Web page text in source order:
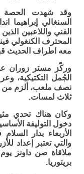
وقد شهدت الحصة
السنغالي إبراهيما
الفني واللاعبين
المحترف الكنغولي
معه اطراف الحديث
وركّز مستر زوران
الجُمل التكتيكية،
نصف ملعب، ألزم من
ثلاث لمسات.
وكان هناك تحدي
دخول التوليفة
الأربعاء بدار
والتي تعتبر إعداد
ملاقاة صن داونز
بريتوريا.